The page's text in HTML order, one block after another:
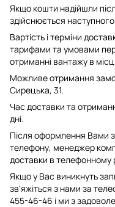
Якщо кошти надійшли
здійснюється
Вартість і терміни
тарифами та умовами
отриманні вантажу в
Можливе отримання
Сирецька, 31.
Час доставки та
дні.
Після оформлення Вами
телефону, менеджер
доставки в телефонному
Якщо у Вас виникнуть
зв'яжіться з нами за
455-46-46 і ми з